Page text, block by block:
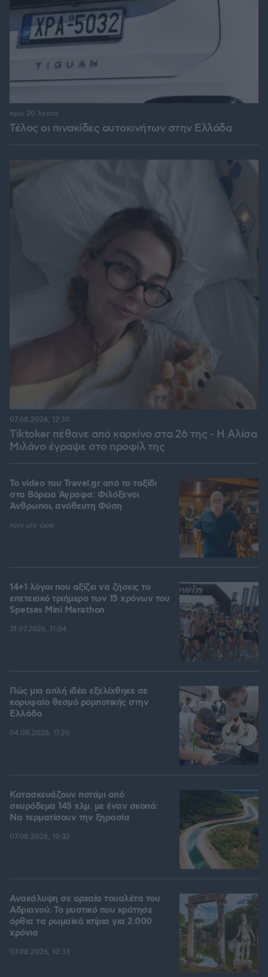
Τέλος οι πινακίδες αυτοκινήτων στην Ελλάδα
πριν 20 λεπτά
Tiktoker πέθανε από καρκίνο στα 26 της - Η Αλίσα
Μιλάνο έγραψε στο προφίλ της
07.08.2026, 12:30
To video του Travel.gr από το ταξίδι
στα Βόρεια Άγραφα: Φιλόξενοι
Άνθρωποι, ανόθευτη Φύση
πριν μία ώρα
14+1 λόγοι που αξίζει να ζήσεις το
επετειακό τριήμερο των 15 χρόνων του
Spetses Mini Marathon
31.07.2026, 11:04
Πώς μια απλή ιδέα εξελίχθηκε σε
κορυφαίο θεσμό ρομποτικής στην
Ελλάδα
04.08.2026, 11:20
Κατασκευάζουν ποτάμι από
σκυρόδεμα 145 χλμ. με έναν σκοπό:
Να τερματίσουν την ξηρασία
07.08.2026, 10:32
Ανακάλυψη σε αρχαία τουαλέτα του
Αδριανού: Το μυστικό που κράτησε
όρθια τα ρωμαϊκά κτίρια για 2.000
χρόνια
07.08.2026, 10:33